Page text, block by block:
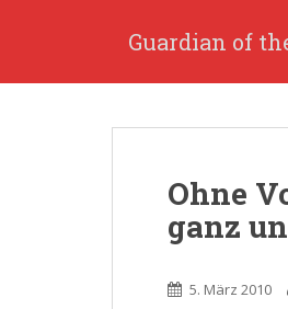
p
Guardian of
Ohne
ganz
5. März 2010